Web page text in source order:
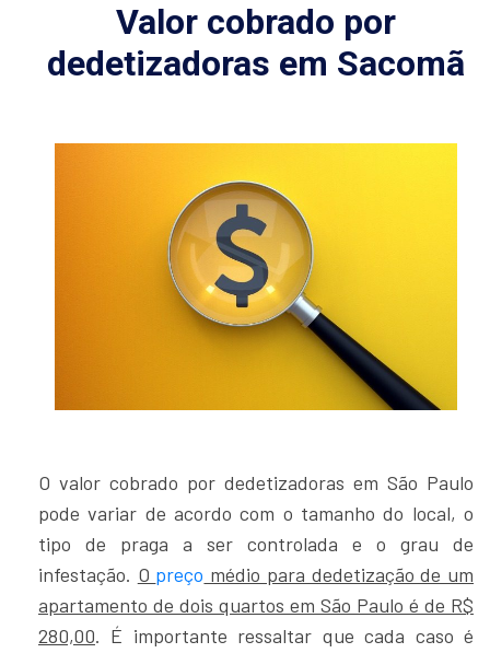
Valor cobrado por
dedetizadoras em Sacomã
O valor cobrado por dedetizadoras em São Paulo
pode variar de acordo com o tamanho do local, o
tipo de praga a ser controlada e o grau de
infestação. O preço médio para dedetização de um
apartamento de dois quartos em São Paulo é de R$
280,00. É importante ressaltar que cada caso é